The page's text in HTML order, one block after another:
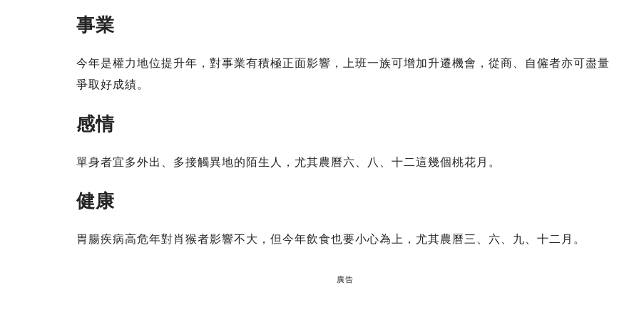
事業
今年是權力地位提升年，對事業有積極正面影響，上班一族可增加升遷機會，從商、自僱者亦可盡量
爭取好成績。
感情
單身者宜多外出、多接觸異地的陌生人，尤其農曆六、八、十二這幾個桃花月。
健康
胃腸疾病高危年對肖猴者影響不大，但今年飲食也要小心為上，尤其農曆三、六、九、十二月。
廣告